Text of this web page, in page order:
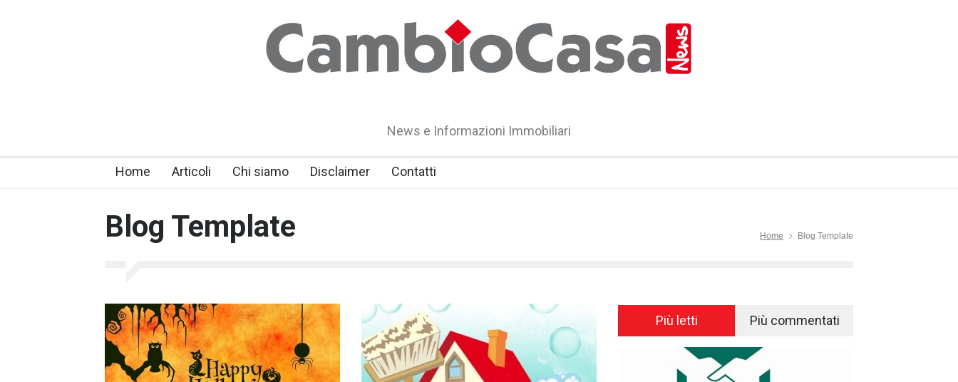
News e Informazioni Immobiliari
Home Articoli Chi siamo Disclaimer Contatti
Blog Template Home Blog Template
Più letti Più commentati